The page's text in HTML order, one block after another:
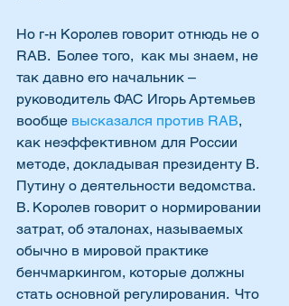
Но г-н Королев говорит отнюдь не о
RAB.  Более того,  как мы знаем, не
так давно его начальник –
руководитель ФАС Игорь Артемьев
вообще высказался против RAB,
как неэффективном для России
методе, докладывая президенту В.
Путину о деятельности ведомства.
В. Королев говорит о нормировании
затрат, об эталонах, называемых
обычно в мировой практике
бенчмаркингом, которые должны
стать основной регулирования.  Что